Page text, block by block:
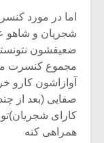
اما در مورد
شجریان و شاهو
ضعیفشون
مجموع کنسرت
آوازاشون کارو
صفایی (بعد از
کارای
همراهی کنه